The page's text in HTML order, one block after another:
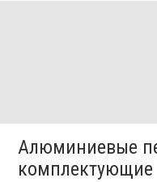
Алюминиевые
комплектующие